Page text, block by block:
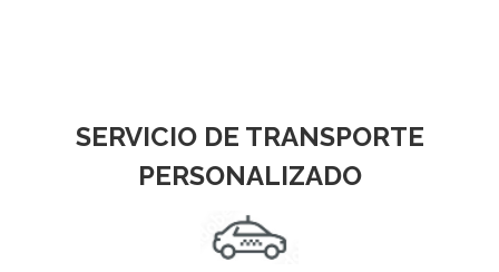
SERVICIO DE TRANSPORTE
PERSONALIZADO